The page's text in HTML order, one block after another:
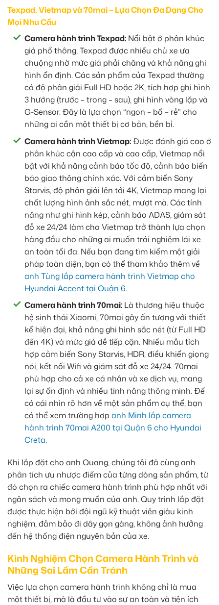
Texpad, Vietmap và 70mai – Lựa Chọn Đa Dạng Cho
Mọi Nhu Cầu
Camera hành trình Texpad: Nổi bật ở phân khúc
giá phổ thông, Texpad được nhiều chủ xe ưa
chuộng nhờ mức giá phải chăng và khả năng ghi
hình ổn định. Các sản phẩm của Texpad thường
có độ phân giải Full HD hoặc 2K, tích hợp ghi hình
3 hướng (trước – trong – sau), ghi hình vòng lặp và
G-Sensor. Đây là lựa chọn “ngon – bổ – rẻ” cho
những ai cần một thiết bị cơ bản, bền bỉ.
Camera hành trình Vietmap:Được đánh giá cao ở
phân khúc cận cao cấp và cao cấp, Vietmap nổi
bật với khả năng cảnh báo tốc độ, cảnh báo biển
báo giao thông chính xác. Với cảm biến Sony
Starvis, độ phân giải lên tới 4K, Vietmap mang lại
chất lượng hình ảnh sắc nét, mượt mà. Các tính
năng như ghi hình kép, cảnh báo ADAS, giám sát
đỗ xe 24/24 làm cho Vietmap trở thành lựa chọn
hàng đầu cho những ai muốn trải nghiệm lái xe
an toàn tối đa. Nếu bạn đang tìm kiếm một giải
pháp toàn diện, bạn có thể tham khảo thêm về
anh Tùng lắp camera hành trình Vietmap cho
Hyundai Accent tại Quận 6.
Camera hành trình 70mai: Là thương hiệu thuộc
hệ sinh thái Xiaomi, 70mai gây ấn tượng với thiết
kế hiện đại, khả năng ghi hình sắc nét (từ Full HD
đến 4K) và mức giá dễ tiếp cận. Nhiều mẫu tích
hợp cảm biến Sony Starvis, HDR, điều khiển giọng
nói, kết nối Wifi và giám sát đỗ xe 24/24. 70mai
phù hợp cho cả xe cá nhân và xe dịch vụ, mang
lại sự ổn định và nhiều tính năng thông minh. Để
có cái nhìn rõ hơn về một sản phẩm cụ thể, bạn
có thể xem trường hợp anh Minh lắp camera
hành trình 70mai A200 tại Quận 6 cho Hyundai
Creta.
Khi lắp đặt cho anh Quang, chúng tôi đã cùng anh
phân tích ưu nhược điểm của từng dòng sản phẩm, từ
đó chọn ra chiếc camera hành trình phù hợp nhất với
ngân sách và mong muốn của anh. Quy trình lắp đặt
được thực hiện bởi đội ngũ kỹ thuật viên giàu kinh
nghiệm, đảm bảo đi dây gọn gàng, không ảnh hưởng
đến hệ thống điện nguyên bản của xe.
Kinh Nghiệm Chọn Camera Hành Trình và
Những Sai Lầm Cần Tránh
Việc lựa chọn camera hành trình không chỉ là mua
một thiết bị, mà là đầu tư vào sự an toàn và tiện ích